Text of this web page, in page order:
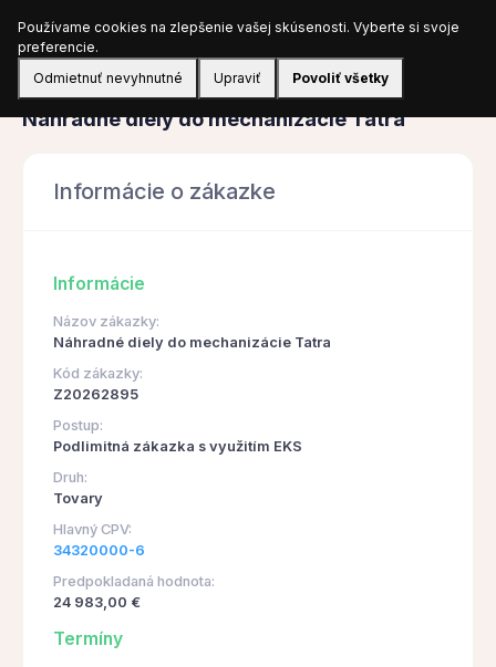
Prihlásiť sa
Obstarávanie
Náhradné diely do mechanizácie Tatra
Informácie o zákazke
Informácie
Názov zákazky:
Náhradné diely do mechanizácie Tatra
Kód zákazky:
Z20262895
Postup:
Podlimitná zákazka s využitím EKS
Druh:
Tovary
Hlavný CPV:
34320000-6
Predpokladaná hodnota:
24 983,00 €
Termíny
Používame cookies na zlepšenie vašej skúsenosti. Vyberte si svoje
preferencie.
Odmietnuť nevyhnutné
Upraviť Povoliť všetky